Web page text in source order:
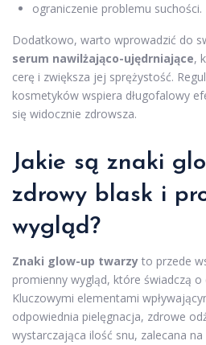
ograniczenie problemu suchości.
Dodatkowo, warto wprowadzić do
serum nawilżająco-ujędrniające,
cerę i zwiększa jej sprężystość.
kosmetyków wspiera długofalowy
się widocznie zdrowsza.
Jakie są znaki
zdrowy blask i
wygląd?
Znaki glow-up twarzy to przede
promienny wygląd, które świadczą o
Kluczowymi elementami
odpowiednia pielęgnacja, zdrowe
wystarczająca ilość snu, zalecana